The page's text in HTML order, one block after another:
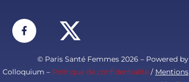
© Paris Santé Femmes 2026 – Powered by
Colloquium – Politique de confidentialité/ Mentions